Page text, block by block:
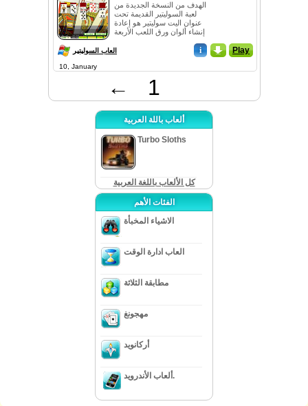
الهدف من النسخة الجديدة من
لعبة السوليتير القديمة تحت
عنوان اليت سوليتير هو إعادة
إنشاء ألوان ورق اللعب الأربعة
العاب السوليتير i _ Play
10, January
← 1
ألعاب باللة العربية
Turbo Sloths
كل الألعاب باللغة العربية
الفئات الأهم
الاشياء المخبأة
العاب ادارة الوقت
مطابقة الثلاثة
مهجونغ
أركانويد
ألعاب الأندرويد.